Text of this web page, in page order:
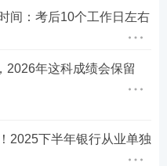
间：考后10个工作日左右
2026年这科成绩会保留
2025下半年银行从业单独